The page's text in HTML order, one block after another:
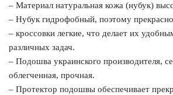
– Материал натуральная кожа (нубук)
– Нубук гидрофобный, поэтому прекрасно
– кроссовки легкие, что делает их
различных задач.
– Подошва украинского производителя,
облегченная, прочная.
– Протектор подошвы обеспечивает